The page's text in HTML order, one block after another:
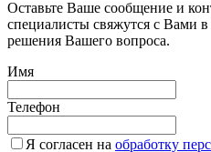
Оставьте Ваше сообщение и
специалисты свяжутся с Вами
решения Вашего вопроса.
Имя
Телефон
Я согласен на обработку